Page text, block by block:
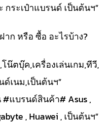
ระเป๋าแบรนด์ เป็นต้นฯ”
ก หรือ ซื้อ อะไรบ้าง?
น๊ตบุ๊ค,เครื่องเล่นเกม,ทีวี,
เนม,เป็นต้นฯ”
#แบรนด์สินค้า# Asus ,
, Huawei , เป็นต้นฯ”